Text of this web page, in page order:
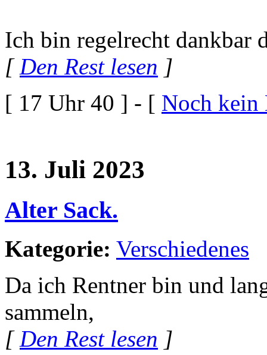
Ich bin regelrecht dankbar
[Den Rest lesen ]
[ 17 Uhr 40 ] - [ Noch kein
13. Juli 2023
Alter Sack.
Kategorie: Verschiedenes
Da ich Rentner bin und
sammeln,
[Den Rest lesen ]